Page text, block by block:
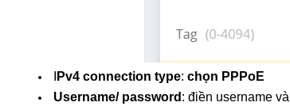
Pv4 connection type: chọn PPPoE
Username/ password : điền username